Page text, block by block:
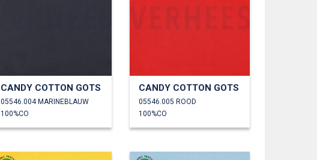
CANDY COTTON GOTS
05546.004 MARINEBLAUW
100%CO
CANDY COTTON GOTS
05546.005 ROOD
100%CO